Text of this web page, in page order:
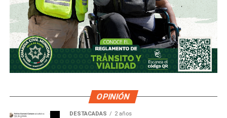
OPINIÓN
DESTACADAS 2 años